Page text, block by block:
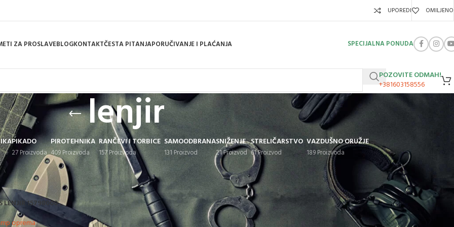
UPOREDI OMILJENO
ZA PROSLAVEBLOGKONTAKTČESTA PITANJAPORUČIVANJE I PLAĆANJA SPECIJALNA PONUDA
POZOVITE ODMAH!
+381603158556
lenjir
PIKADO
27 Proizvoda
PIROTEHNIKA
409 Proizvoda
RANČEVI I TORBICE
157 Proizvoda
SAMOODBRANA
131 Proizvod
SNIŽENJE
21 Proizvod
STRELIČARSTVO
61 Proizvod
VAZDUŠNO ORUŽJE
189 Proizvoda
označen „lenjir“ Show 9 24
LENJIR 15798000
oprema